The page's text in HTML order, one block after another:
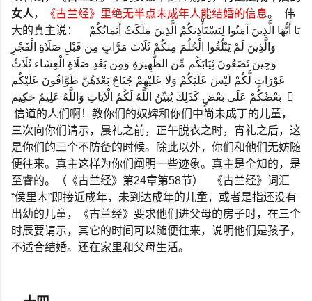
女人， 《古兰经》里绝无半点未成年人能结婚的信息。
伟
大的真主说：
وَالَّذِينَ لَمْ يَبْلُغُوا الْحُلُمَ مِنكُمْ ثَلَاثَ مَرَّاتٍ مِن قَبْلِ صَلَاةِ الْفَجْرِ
وَحِينَ تَضَعُونَ ثِيَابَكُم مِّنَ الظَّهِيرَةِ وَمِن بَعْدِ صَلَاةِ الْعِشَاء ثَلَاثُ
عَوْرَاتٍ لَّكُمْ لَيْسَ عَلَيْكُمْ وَلَا عَلَيْهِمْ جُنَاحٌ بَعْدَهُنَّ طَوَّافُونَ عَلَيْكُم
بَعْضُكُمْ عَلَى بَعْضٍ كَذَلِكَ يُبَيِّنُ اللَّهُ لَكُمُ الْآيَاتِ وَاللَّهُ عَلِيمٌ حَكِيم ٌ
信道的人们啊！教你们的奴婢和你们中尚未成丁的儿童，
三次向你们请示，晨礼之前，正午脱衣之时，宵礼之后，这
是你们的三个不防备的时候。除此以外，你们和他们无妨随
便往来。真主这样为你们阐明一些迹象。真主是全知的，是
至睿的。（《古兰经》第24章第58节）
《古兰经》词汇
“侯里木”即接近成年，未到达成年的儿童，或者是指还没有
出幼的儿童，《古兰经》要求他们进父母的房子时，在三个
时辰要请示，其它的时间可以随便往来，说明他们是孩子，
不适合结婚。还在家里和父母生活。